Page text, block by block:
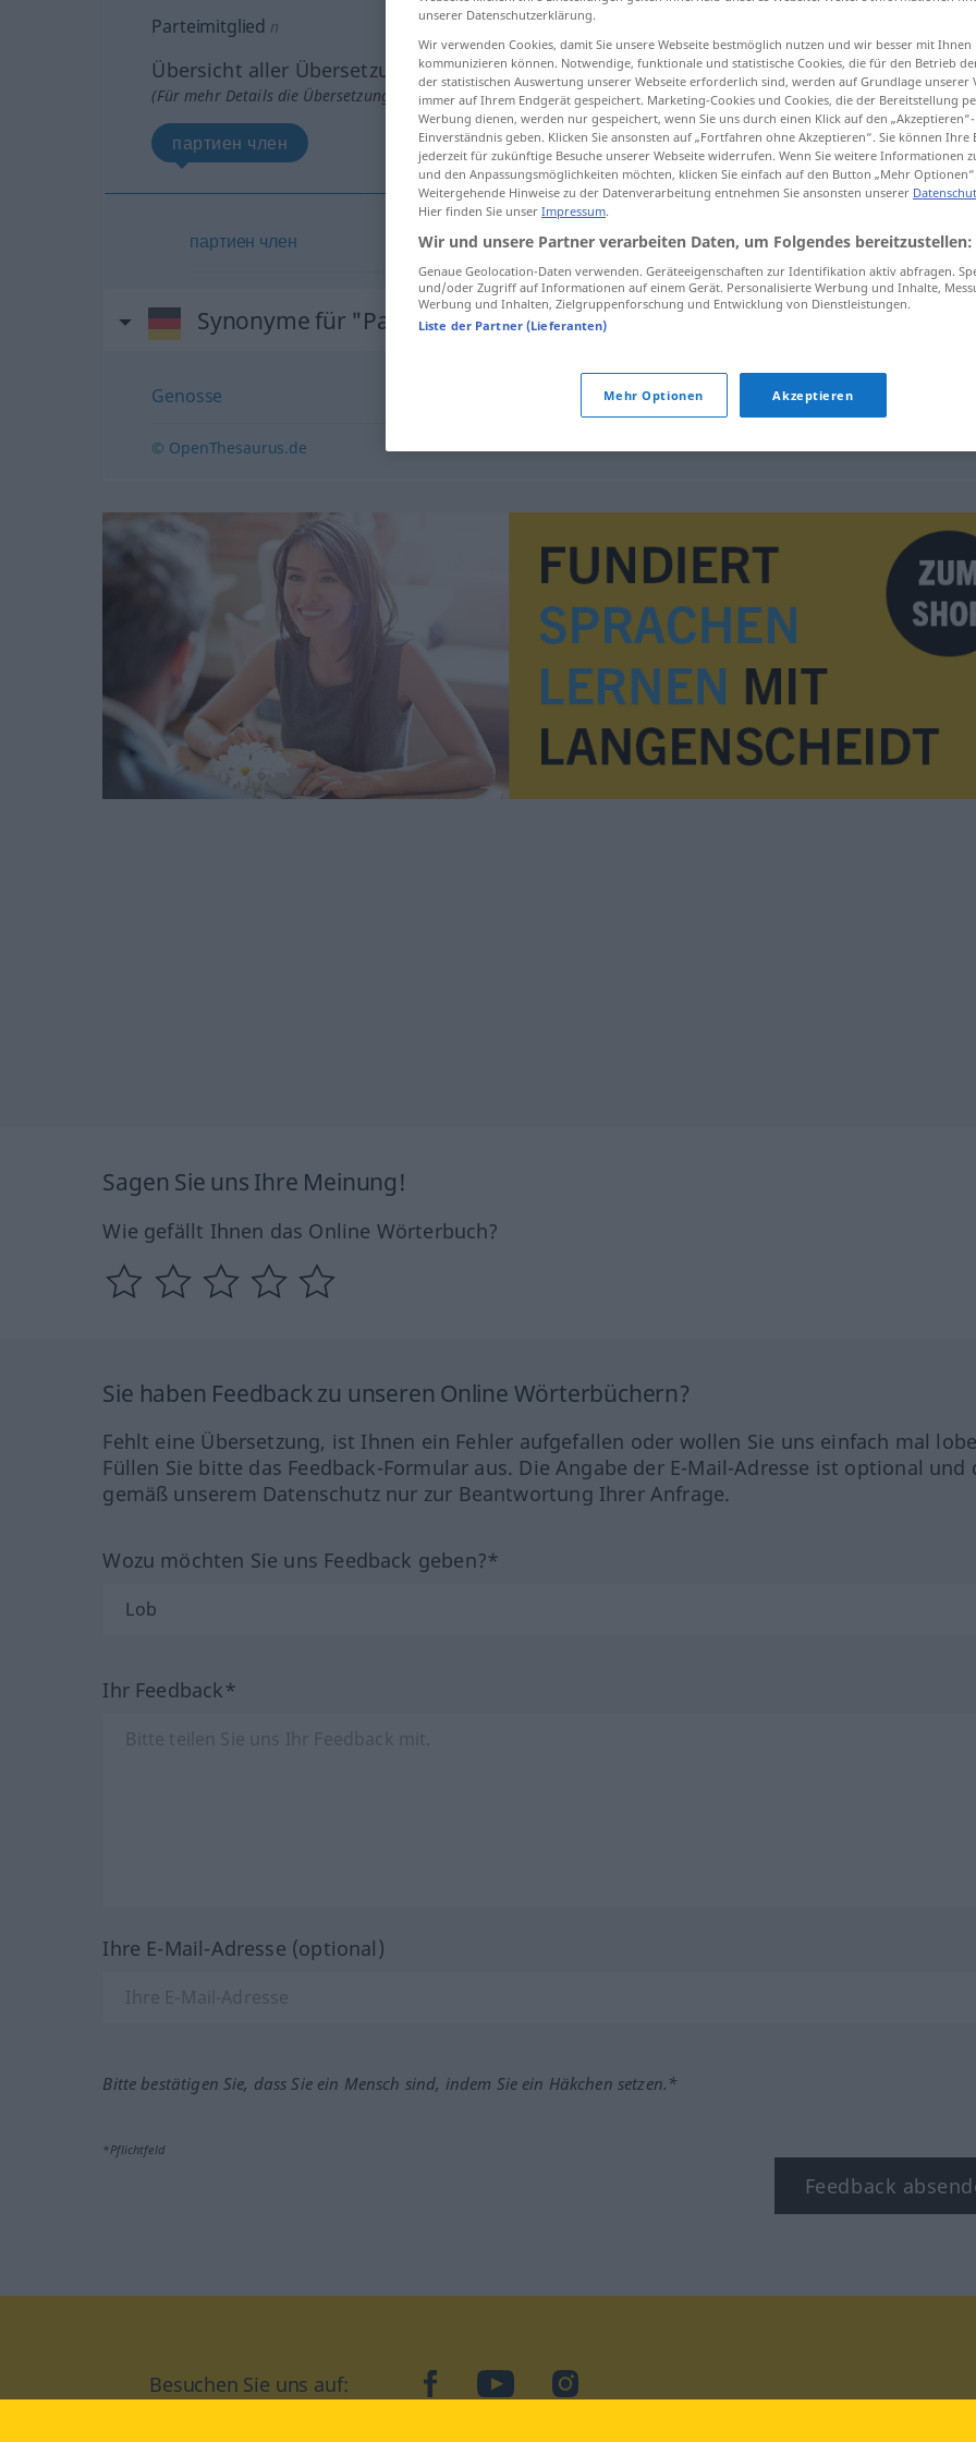
Parteimitglied n
Übersicht aller Übersetzungen
(Für mehr Details die Übersetzung anklicken/antippen)
партиен член
партиен член Parteimitglied
Synonyme für "Parteimitglied"
Genosse
© OpenThesaurus.de
Sagen Sie uns Ihre Meinung!
Wie gefällt Ihnen das Online Wörterbuch?
Sie haben Feedback zu unseren Online Wörterbüchern?
Fehlt eine Übersetzung, ist Ihnen ein Fehler aufgefallen oder wollen Sie uns einfach mal
Füllen Sie bitte das Feedback-Formular aus. Die Angabe der E-Mail-Adresse ist optional und
gemäß unserem Datenschutz nur zur Beantwortung Ihrer Anfrage.
Wozu möchten Sie uns Feedback geben?*
Ihr Feedback*
Ihre E-Mail-Adresse (optional)
Bitte bestätigen Sie, dass Sie ein Mensch sind, indem Sie ein Häkchen setzen.*
*Pflichtfeld
Feedback
Besuchen Sie uns auf: facebookYouTubeInstagram
unserer Datenschutzerklärung.
Wir verwenden Cookies, damit Sie unsere Webseite bestmöglich nutzen und wir besser mit Ihnen
kommunizieren können. Notwendige, funktionale und statistische Cookies, die für den Betrieb
der statistischen Auswertung unserer Webseite erforderlich sind, werden auf Grundlage unserer
immer auf Ihrem Endgerät gespeichert. Marketing-Cookies und Cookies, die der Bereitstellung
Werbung dienen, werden nur gespeichert, wenn Sie uns durch einen Klick auf den
Einverständnis geben. Klicken Sie ansonsten auf „Fortfahren ohne Akzeptieren“. Sie können
jederzeit für zukünftige Besuche unserer Webseite widerrufen. Wenn Sie weitere Informationen
und den Anpassungsmöglichkeiten möchten, klicken Sie einfach auf den Button „Mehr
Weitergehende Hinweise zu der Datenverarbeitung entnehmen Sie ansonsten unserer
Hier finden Sie unser Impressum.
Wir und unsere Partner verarbeiten Daten, um Folgendes bereitzustellen:
Genaue Geolocation-Daten verwenden. Geräteeigenschaften zur Identifikation aktiv abfragen.
und/oder Zugriff auf Informationen auf einem Gerät. Personalisierte Werbung und Inhalte,
Werbung und Inhalten, Zielgruppenforschung und Entwicklung von Dienstleistungen.
Liste der Partner (Lieferanten)
Mehr Optionen Akzeptieren